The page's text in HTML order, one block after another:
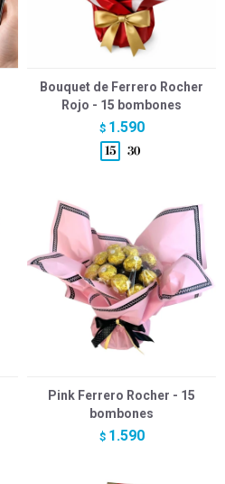
Bouquet de Ferrero Rocher
Rojo - 15 bombones
$ 1.590
Pink Ferrero Rocher - 15
bombones
$ 1.590